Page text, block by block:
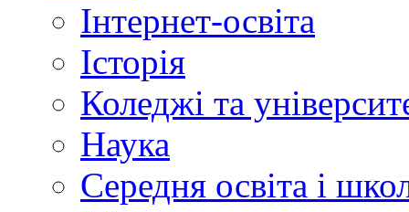
Інтернет-освіта
Історія
Коледжі та
Наука
Середня освіта і